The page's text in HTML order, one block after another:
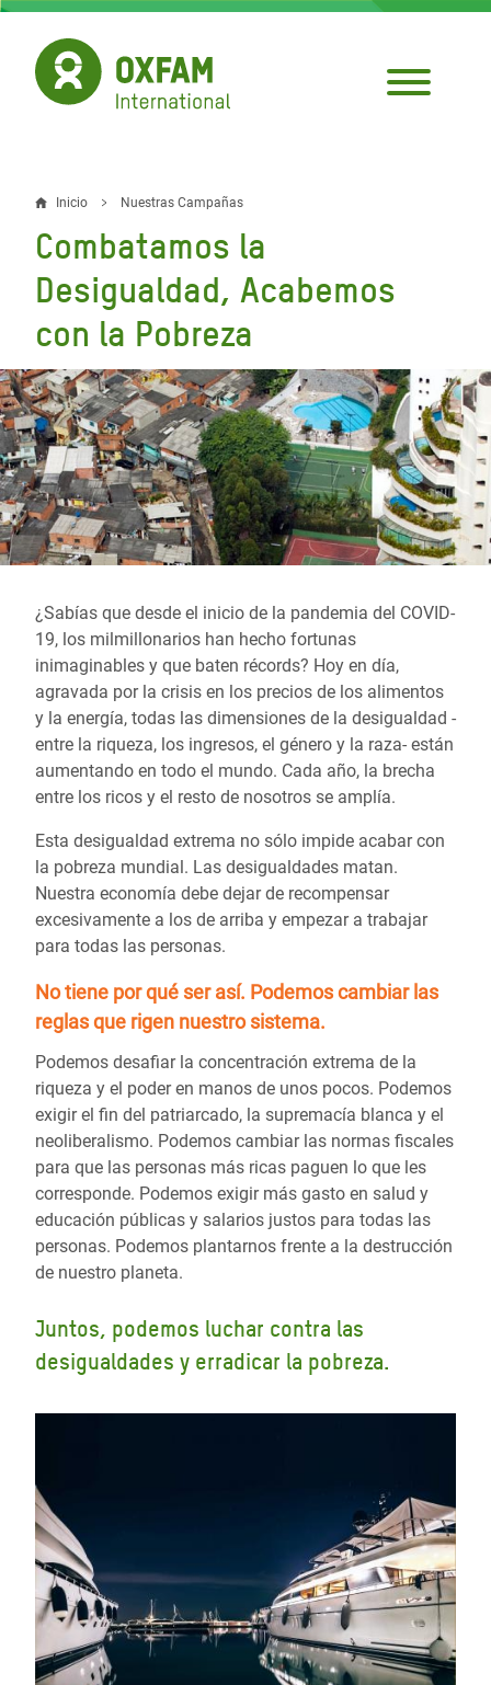
Pasar
contenido
principal
Sobrescribir
enlaces
de
ayuda
a
la
navegación
Inicio Nuestras Campañas
Combatamos la
Desigualdad, Acabemos
con la Pobreza
¿Sabías que desde el inicio de la pandemia del COVID-
19, los milmillonarios han hecho fortunas
inimaginables y que baten récords? Hoy en día,
agravada por la crisis en los precios de los alimentos
y la energía, todas las dimensiones de la desigualdad -
entre la riqueza, los ingresos, el género y la raza- están
aumentando en todo el mundo. Cada año, la brecha
entre los ricos y el resto de nosotros se amplía.
Esta desigualdad extrema no sólo impide acabar con
la pobreza mundial. Las desigualdades matan.
Nuestra economía debe dejar de recompensar
excesivamente a los de arriba y empezar a trabajar
para todas las personas.
No tiene por qué ser así. Podemos cambiar las
reglasque rigen nuestro sistema.
Podemos desafiar la concentración extrema de la
riqueza y el poder en manos de unos pocos. Podemos
exigir el fin del patriarcado, la supremacía blanca y el
neoliberalismo. Podemos cambiar las normas fiscales
para que las personas más ricas paguen lo que les
corresponde. Podemos exigir más gasto en salud y
educación públicas y salarios justos para todas las
personas. Podemos plantarnos frente a la destrucción
de nuestro planeta.
Juntos, podemos luchar contra las
desigualdades y erradicar la pobreza.